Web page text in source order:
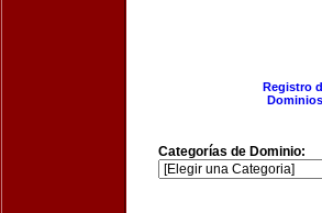
Registro
Categorías de Dominio: